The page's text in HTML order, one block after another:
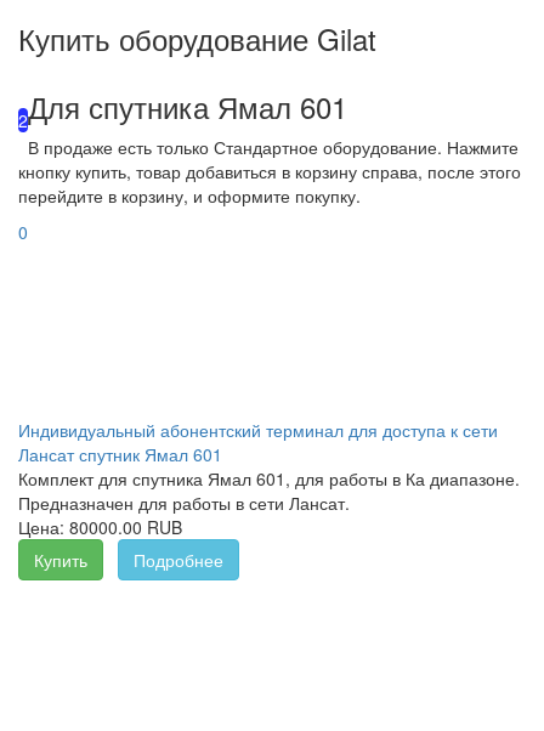
Купить оборудование Gilat
2Для спутника Ямал 601
В продаже есть только Стандартное оборудование. Нажмите
кнопку купить, товар добавиться в корзину справа, после этого
перейдите в корзину, и оформите покупку.
0
Индивидуальный абонентский терминал для доступа к сети
Лансат спутник Ямал 601
Комплект для спутника Ямал 601, для работы в Ка диапазоне.
Предназначен для работы в сети Лансат.
Цена: 80000.00 RUB
Купить
Подробнее